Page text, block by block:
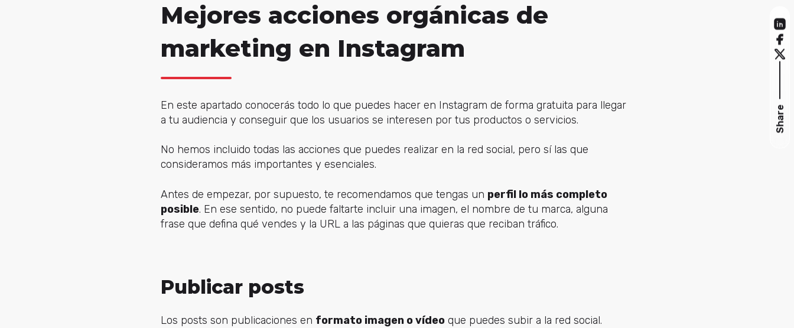
Mejores acciones orgánicas de
marketing en Instagram
En este apartado conocerás todo lo que puedes hacer en Instagram de forma gratuita para llegar
a tu audiencia y conseguir que los usuarios se interesen por tus productos o servicios.
No hemos incluido todas las acciones que puedes realizar en la red social, pero sí las que
consideramos más importantes y esenciales.
Antes de empezar, por supuesto, te recomendamos que tengas un perfil lo más completo
posible. En ese sentido, no puede faltarte incluir una imagen, el nombre de tu marca, alguna
frase que defina qué vendes y la URL a las páginas que quieras que reciban tráfico.
Publicar posts
Los posts son publicaciones en formato imagen o vídeo que puedes subir a la red social.
Share